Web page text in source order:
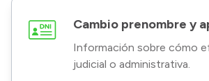
Cambio prenombre y
Información sobre cómo
judicial o administrativa.